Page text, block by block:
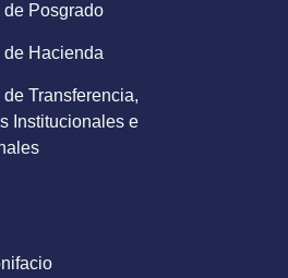
de Posgrado
de Hacienda
Transferencia,
Institucionales e